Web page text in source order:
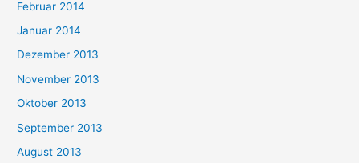
Februar 2014
Januar 2014
Dezember 2013
November 2013
Oktober 2013
September 2013
August 2013